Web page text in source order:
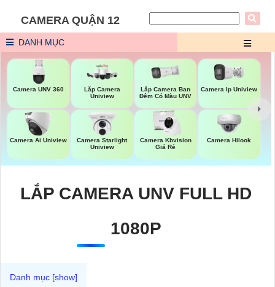
CAMERA QUẬN 12
DANH MỤC
Camera UNV 360
Lắp Camera
Uniview
Lắp Camera Ban
Đêm Có Màu UNV
Camera Ip Uniview
Camera Ai Uniview
Camera Starlight
Uniview
Camera Kbvision
Giá Rẻ
Camera Hilook
LẮP CAMERA UNV FULL HD
1080P